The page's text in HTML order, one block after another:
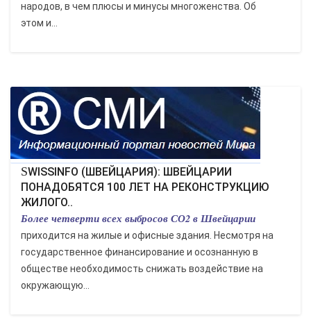
народов, в чем плюсы и минусы многоженства. Об
этом и...
SWISSINFO (ШВЕЙЦАРИЯ): ШВЕЙЦАРИИ
ПОНАДОБЯТСЯ 100 ЛЕТ НА РЕКОНСТРУКЦИЮ
ЖИЛОГО..
Более четверти всех выбросов СО2 в Швейцарии
приходится на жилые и офисные здания. Несмотря на
государственное финансирование и осознанную в
обществе необходимость снижать воздействие на
окружающую...